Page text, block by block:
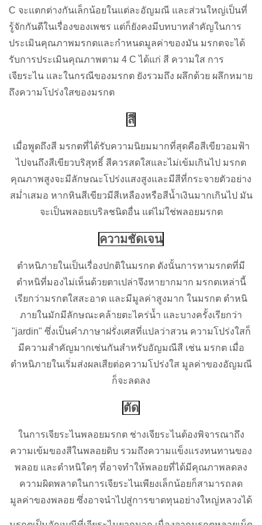
C จะแตกต่างกันเล็กน้อยในแต่ละอัญมณี และส่วนใหญ่เป็นที่
รู้จักกันดีในเรื่องของเพชร แต่ก็ยังคงมีบทบาทสำคัญในการ
ประเมินคุณภาพมรกตและกำหนดมูลค่าของมัน มรกตจะได้
รับการประเมินคุณภาพตาม 4 C ได้แก่ สี ความใส การ
เจียระไน และในกรณีของมรกต ยังรวมถึง ผลึกด้วย ผลึกหมาย
ถึงความโปร่งใสของมรกต
สี
เมื่อพูดถึงสี มรกตที่ได้รับความนิยมมากที่สุดคือสีเขียวอมฟ้า
ไปจนถึงสีเขียวบริสุทธิ์ สีควรสดใสและไม่เข้มเกินไป มรกต
คุณภาพสูงจะมีลักษณะโปร่งแสงสูงและมีสีที่กระจายตัวอย่าง
สม่ำเสมอ หากหินสีเขียวมีสีเหลืองหรือสีน้ำเงินมากเกินไป มัน
จะเป็นพลอยเบริลชนิดอื่น แต่ไม่ใช่พลอยมรกต
ความชัดเจน
ตำหนิภายในเป็นเรื่องปกติในมรกต ดังนั้นการหามรกตที่มี
ตำหนิที่มองไม่เห็นด้วยตาเปล่าจึงหายากมาก มรกตเหล่านี้
เรียกว่ามรกตใสสะอาด และมีมูลค่าสูงมาก ในมรกต ตำหนิ
ภายในมักมีลักษณะคล้ายตะไคร่น้ำ และบางครั้งเรียกว่า
"jardin" ซึ่งเป็นคำภาษาฝรั่งเศสที่แปลว่าสวน ความโปร่งใสก็
มีความสำคัญมากเช่นกันสำหรับอัญมณีสี เช่น มรกต เมื่อ
ตำหนิภายในเริ่มส่งผลเสียต่อความโปร่งใส มูลค่าของอัญมณี
ก็จะลดลง
ตัด
ในการเจียระไนพลอยมรกต ช่างเจียระไนต้องพิจารณาถึง
ความเข้มของสีในพลอยดิบ รวมถึงความแข็งแรงทนทานของ
พลอย และตำหนิใดๆ ที่อาจทำให้พลอยที่ได้มีคุณภาพลดลง
ความผิดพลาดในการเจียระไนเพียงเล็กน้อยก็สามารถลด
มูลค่าของพลอย ซึ่งอาจนำไปสู่การขาดทุนอย่างใหญ่หลวงได้